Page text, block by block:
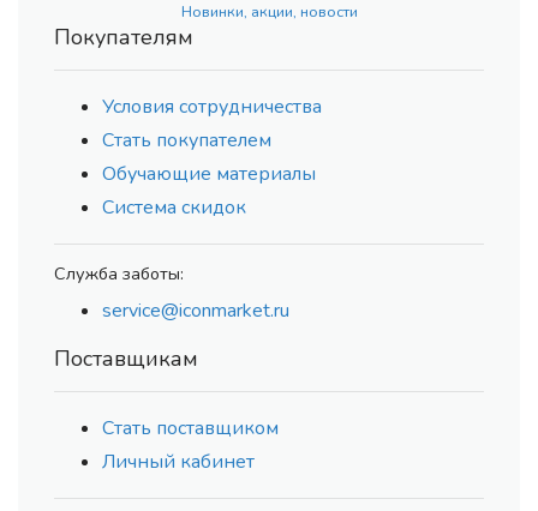
Новинки, акции, новости
Покупателям
Условия сотрудничества
Стать покупателем
Обучающие материалы
Система скидок
Служба заботы:
service@iconmarket.ru
Поставщикам
Стать поставщиком
Личный кабинет